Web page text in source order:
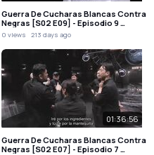
Guerra De Cucharas Blancas Contra
Negras [S02 E09] - Episodio 9 …
0 views 213 days ago
01:36:56
Guerra De Cucharas Blancas Contra
Negras [S02 E07] - Episodio 7 …